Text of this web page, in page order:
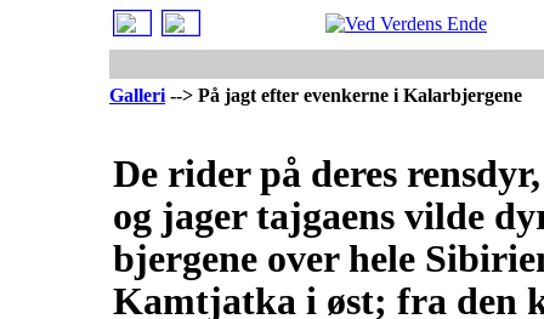
Galleri --> På jagt efter evenkerne i Kalarbjergene
De rider på deres
og jager tajgaens vilde
bjergene over hele
Kamtjatka i øst; fra den